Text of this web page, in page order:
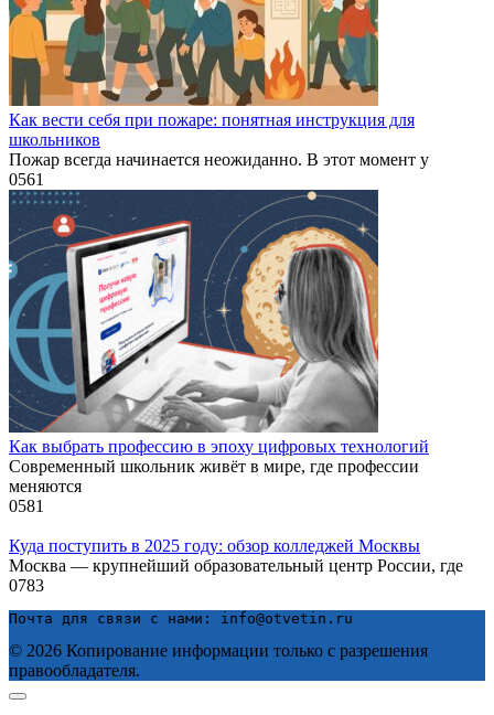
Как вести себя при пожаре: понятная инструкция для
школьников
Пожар всегда начинается неожиданно. В этот момент у
0561
Как выбрать профессию в эпоху цифровых технологий
Современный школьник живёт в мире, где профессии
меняются
0581
Куда поступить в 2025 году: обзор колледжей Москвы
Москва — крупнейший образовательный центр России, где
0783
Почта для связи с нами: info@otvetin.ru
© 2026 Копирование информации только с разрешения
правообладателя.